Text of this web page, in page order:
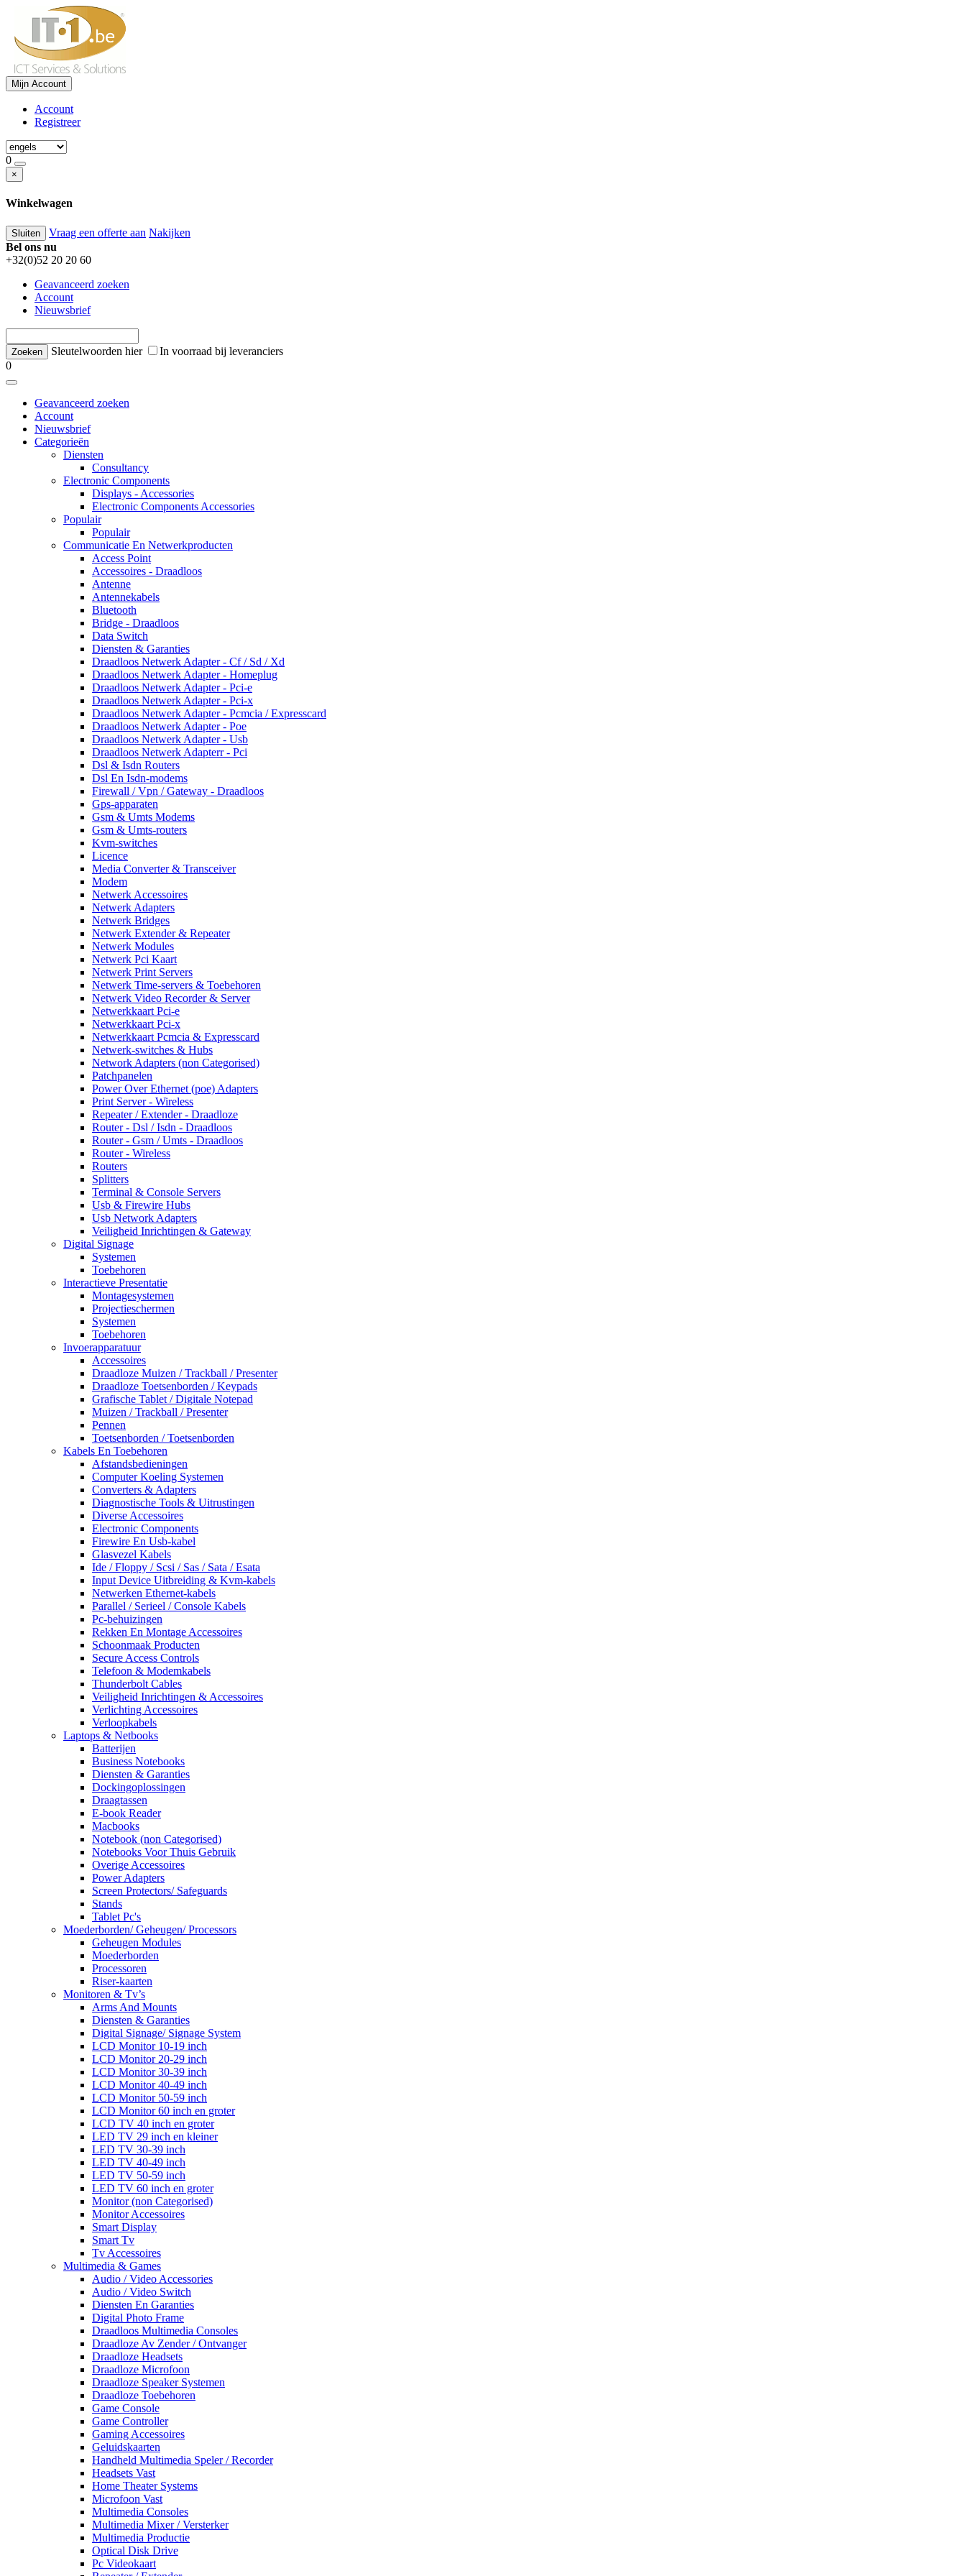
Mijn Account
Account
Registreer
0
×
Winkelwagen
Sluiten Vraag een offerte aan Nakijken
Bel ons nu
+32(0)52 20 20 60
Geavanceerd zoeken
Account
Nieuwsbrief
Sleutelwoorden hier
In voorraad bij leveranciers
0
Geavanceerd zoeken
Account
Nieuwsbrief
Categorieën
Diensten
Consultancy
Electronic Components
Displays - Accessories
Electronic Components Accessories
Populair
Populair
Communicatie En Netwerkproducten
Access Point
Accessoires - Draadloos
Antenne
Antennekabels
Bluetooth
Bridge - Draadloos
Data Switch
Diensten & Garanties
Draadloos Netwerk Adapter - Cf / Sd / Xd
Draadloos Netwerk Adapter - Homeplug
Draadloos Netwerk Adapter - Pci-e
Draadloos Netwerk Adapter - Pci-x
Draadloos Netwerk Adapter - Pcmcia / Expresscard
Draadloos Netwerk Adapter - Poe
Draadloos Netwerk Adapter - Usb
Draadloos Netwerk Adapterr - Pci
Dsl & Isdn Routers
Dsl En Isdn-modems
Firewall / Vpn / Gateway - Draadloos
Gps-apparaten
Gsm & Umts Modems
Gsm & Umts-routers
Kvm-switches
Licence
Media Converter & Transceiver
Modem
Netwerk Accessoires
Netwerk Adapters
Netwerk Bridges
Netwerk Extender & Repeater
Netwerk Modules
Netwerk Pci Kaart
Netwerk Print Servers
Netwerk Time-servers & Toebehoren
Netwerk Video Recorder & Server
Netwerkkaart Pci-e
Netwerkkaart Pci-x
Netwerkkaart Pcmcia & Expresscard
Netwerk-switches & Hubs
Network Adapters (non Categorised)
Patchpanelen
Power Over Ethernet (poe) Adapters
Print Server - Wireless
Repeater / Extender - Draadloze
Router - Dsl / Isdn - Draadloos
Router - Gsm / Umts - Draadloos
Router - Wireless
Routers
Splitters
Terminal & Console Servers
Usb & Firewire Hubs
Usb Network Adapters
Veiligheid Inrichtingen & Gateway
Digital Signage
Systemen
Toebehoren
Interactieve Presentatie
Montagesystemen
Projectieschermen
Systemen
Toebehoren
Invoerapparatuur
Accessoires
Draadloze Muizen / Trackball / Presenter
Draadloze Toetsenborden / Keypads
Grafische Tablet / Digitale Notepad
Muizen / Trackball / Presenter
Pennen
Toetsenborden / Toetsenborden
Kabels En Toebehoren
Afstandsbedieningen
Computer Koeling Systemen
Converters & Adapters
Diagnostische Tools & Uitrustingen
Diverse Accessoires
Electronic Components
Firewire En Usb-kabel
Glasvezel Kabels
Ide / Floppy / Scsi / Sas / Sata / Esata
Input Device Uitbreiding & Kvm-kabels
Netwerken Ethernet-kabels
Parallel / Serieel / Console Kabels
Pc-behuizingen
Rekken En Montage Accessoires
Schoonmaak Producten
Secure Access Controls
Telefoon & Modemkabels
Thunderbolt Cables
Veiligheid Inrichtingen & Accessoires
Verlichting Accessoires
Verloopkabels
Laptops & Netbooks
Batterijen
Business Notebooks
Diensten & Garanties
Dockingoplossingen
Draagtassen
E-book Reader
Macbooks
Notebook (non Categorised)
Notebooks Voor Thuis Gebruik
Overige Accessoires
Power Adapters
Screen Protectors/ Safeguards
Stands
Tablet Pc's
Moederborden/ Geheugen/ Processors
Geheugen Modules
Moederborden
Processoren
Riser-kaarten
Monitoren & Tv’s
Arms And Mounts
Diensten & Garanties
Digital Signage/ Signage System
LCD Monitor 10-19 inch
LCD Monitor 20-29 inch
LCD Monitor 30-39 inch
LCD Monitor 40-49 inch
LCD Monitor 50-59 inch
LCD Monitor 60 inch en groter
LCD TV 40 inch en groter
LED TV 29 inch en kleiner
LED TV 30-39 inch
LED TV 40-49 inch
LED TV 50-59 inch
LED TV 60 inch en groter
Monitor (non Categorised)
Monitor Accessoires
Smart Display
Smart Tv
Tv Accessoires
Multimedia & Games
Audio / Video Accessories
Audio / Video Switch
Diensten En Garanties
Digital Photo Frame
Draadloos Multimedia Consoles
Draadloze Av Zender / Ontvanger
Draadloze Headsets
Draadloze Microfoon
Draadloze Speaker Systemen
Draadloze Toebehoren
Game Console
Game Controller
Gaming Accessoires
Geluidskaarten
Handheld Multimedia Speler / Recorder
Headsets Vast
Home Theater Systems
Microfoon Vast
Multimedia Consoles
Multimedia Mixer / Versterker
Multimedia Productie
Optical Disk Drive
Pc Videokaart